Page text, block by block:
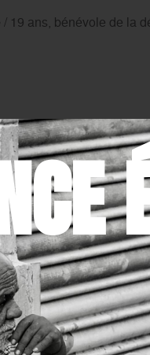
/ 19 ans, bénévole de la